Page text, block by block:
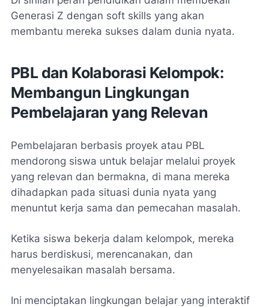
Generasi Z dengan soft skills yang akan
membantu mereka sukses dalam dunia nyata.
PBL dan Kolaborasi Kelompok:
Membangun Lingkungan
Pembelajaran yang Relevan
Pembelajaran berbasis proyek atau PBL
mendorong siswa untuk belajar melalui proyek
yang relevan dan bermakna, di mana mereka
dihadapkan pada situasi dunia nyata yang
menuntut kerja sama dan pemecahan masalah.
Ketika siswa bekerja dalam kelompok, mereka
harus berdiskusi, merencanakan, dan
menyelesaikan masalah bersama.
Ini menciptakan lingkungan belajar yang interaktif